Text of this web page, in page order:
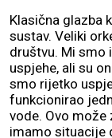
Klasična glazba
sustav. Veliki
društvu. Mi smo
uspjehe, ali su
smo rijetko
funkcionirao
vode. Ovo može
imamo situacije